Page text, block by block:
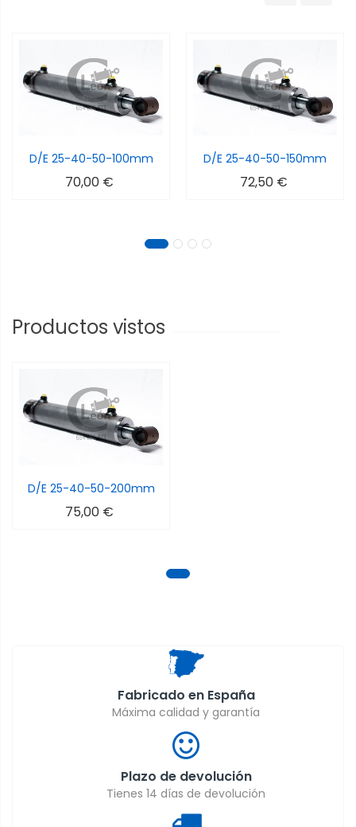
D/E 25-40-50-100mm
70,00 €
D/E 25-40-50-150mm
72,50 €
Productos vistos
D/E 25-40-50-200mm
75,00 €
Fabricado en España
Máxima calidad y garantía
Plazo de devolución
Tienes 14 días de devolución